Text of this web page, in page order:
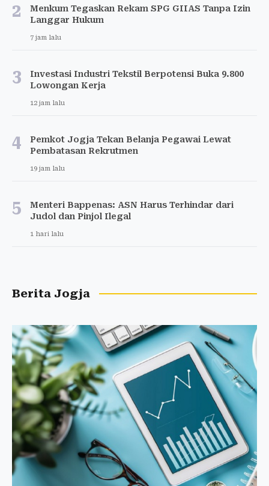
2
Menkum Tegaskan Rekam SPG GIIAS Tanpa Izin
Langgar Hukum
7 jam lalu
3
Investasi Industri Tekstil Berpotensi Buka 9.800
Lowongan Kerja
12 jam lalu
4
Pemkot Jogja Tekan Belanja Pegawai Lewat
Pembatasan Rekrutmen
19 jam lalu
5
Menteri Bappenas: ASN Harus Terhindar dari
Judol dan Pinjol Ilegal
1 hari lalu
Berita Jogja